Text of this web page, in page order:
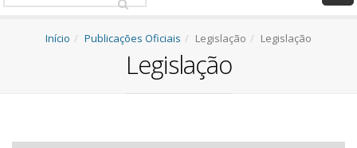
Início Publicações Oficiais Legislação Legislação
Legislação